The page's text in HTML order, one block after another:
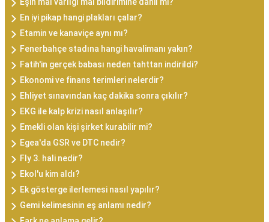
En iyi pikap hangi plakları çalar?
Etamin ve kanaviçe aynı mı?
Fenerbahçe stadına hangi havalimanı yakın?
Fatih'in gerçek babası neden tahttan indirildi?
Ekonomi ve finans terimleri nelerdir?
Ehliyet sınavından kaç dakika sonra çıkılır?
EKG ile kalp krizi nasıl anlaşılır?
Emekli olan kişi şirket kurabilir mi?
Egea'da GSR ve DTC nedir?
Fly 3. hali nedir?
Ekol'u kim aldı?
Ek gösterge ilerlemesi nasıl yapılır?
Gemi kelimesinin eş anlamı nedir?